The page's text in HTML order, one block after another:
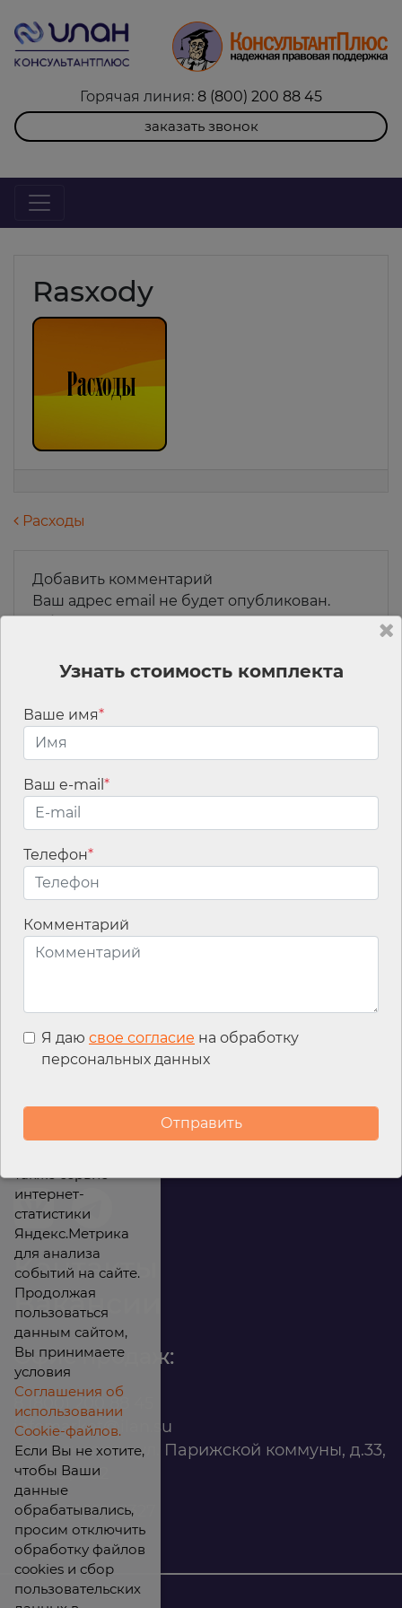
Горячая линия: 8 (800) 200 88 45
заказать звонок
Rasxody
Навигация по записям
Расходы
Добавить комментарий
Ваш адрес email не будет опубликован.
Обязательные поля помечены*
Имя*
Email*
Контакты
Вакансии
Офис продаж:
infomarket@ilan.su
г. Красноярск, ул. Парижской коммуны, д.33,
помещ. 302
ИНН: 2465263327
Узнать стоимость комплекта
Ваше имя*
Ваш e-mail *
Телефон*
Комментарий
Я даю свое согласие на обработку
персональных данных
файлы cookies для
улучшения
также сервис
интернет-
статистики
Яндекс.Метрика
для анализа
событий на сайте.
Продолжая
пользоваться
данным сайтом,
Вы принимаете
условия
Соглашения об
использовании
Cookie-файлов.
Если Вы не хотите,
чтобы Ваши
данные
обрабатывались,
просим отключить
обработку файлов
cookies и сбор
пользовательских